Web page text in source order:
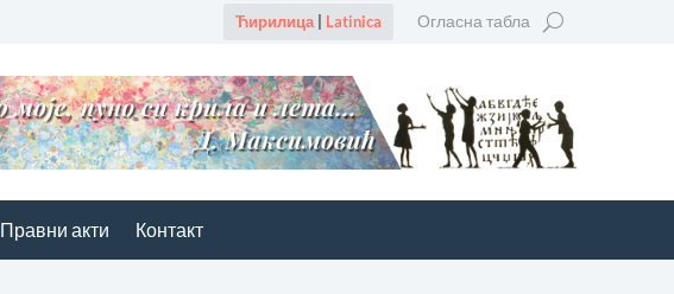
Огласна табла
Ћирилица| Latinica
Правни акти Контакт